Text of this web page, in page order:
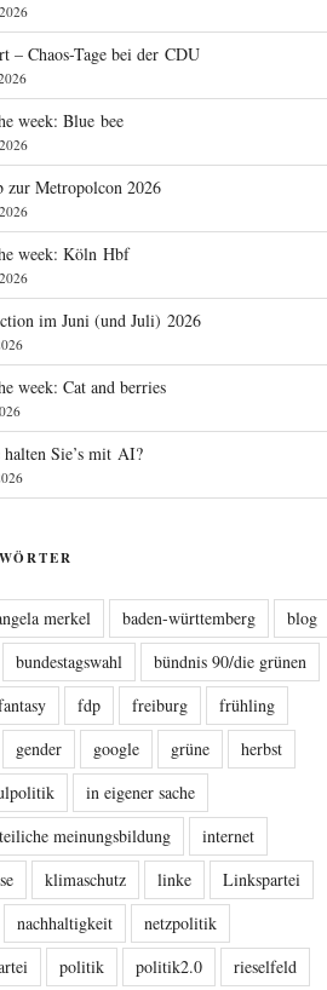
– Chaos-Tage bei der CDU
week: Blue bee
zur Metropolcon 2026
week: Köln Hbf
im Juni (und Juli) 2026
week: Cat and berries
Sie’s mit AI?
merkel baden-württemberg
blog
bundestagswahl
bündnis 90/die grünen
fdp freiburg
frühling
gender google grüne
herbst
in eigener sache
meinungsbildung
internet
klimaschutz linke
Linkspartei
nachhaltigkeit
netzpolitik
politik politik2.0
rieselfeld